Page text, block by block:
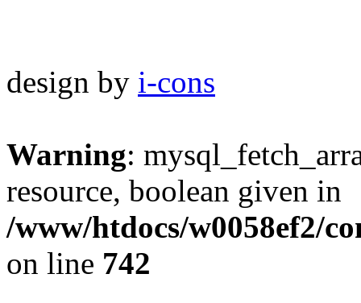
design by i-cons
Warning:
resource, boolean given in
/www/htdocs/w0058ef2/
on line 742